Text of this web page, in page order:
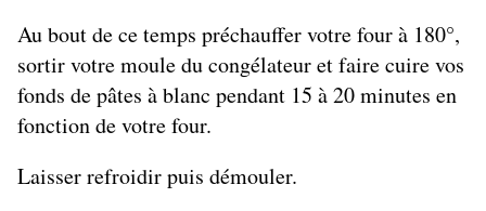
Au bout de ce temps préchauffer votre four à 180°,
sortir votre moule du congélateur et faire cuire vos
fonds de pâtes à blanc pendant 15 à 20 minutes en
fonction de votre four.
Laisser refroidir puis démouler.